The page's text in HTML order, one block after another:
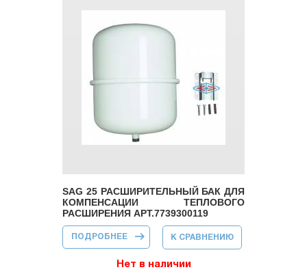
SAG 25 РАСШИРИТЕЛЬНЫЙ БАК ДЛЯ
КОМПЕНСАЦИИ ТЕПЛОВОГО
РАСШИРЕНИЯ АРТ.7739300119
К СРАВНЕНИЮ
Нет в наличии
ПОДРОБНЕЕ О SAG 25
РАСШИРИТЕЛЬНЫЙ
КОМПЕНСАЦИИ
ТЕПЛОВОГО